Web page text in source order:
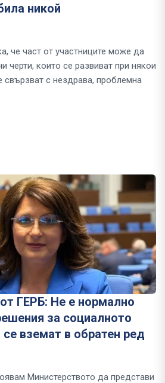
никой
че част от участниците може да
черти, които се развиват при някои
свързват с нездрава, проблемна
ГЕРБ: Не е нормално
за социалното
вземат в обратен ред
Министерството да представи